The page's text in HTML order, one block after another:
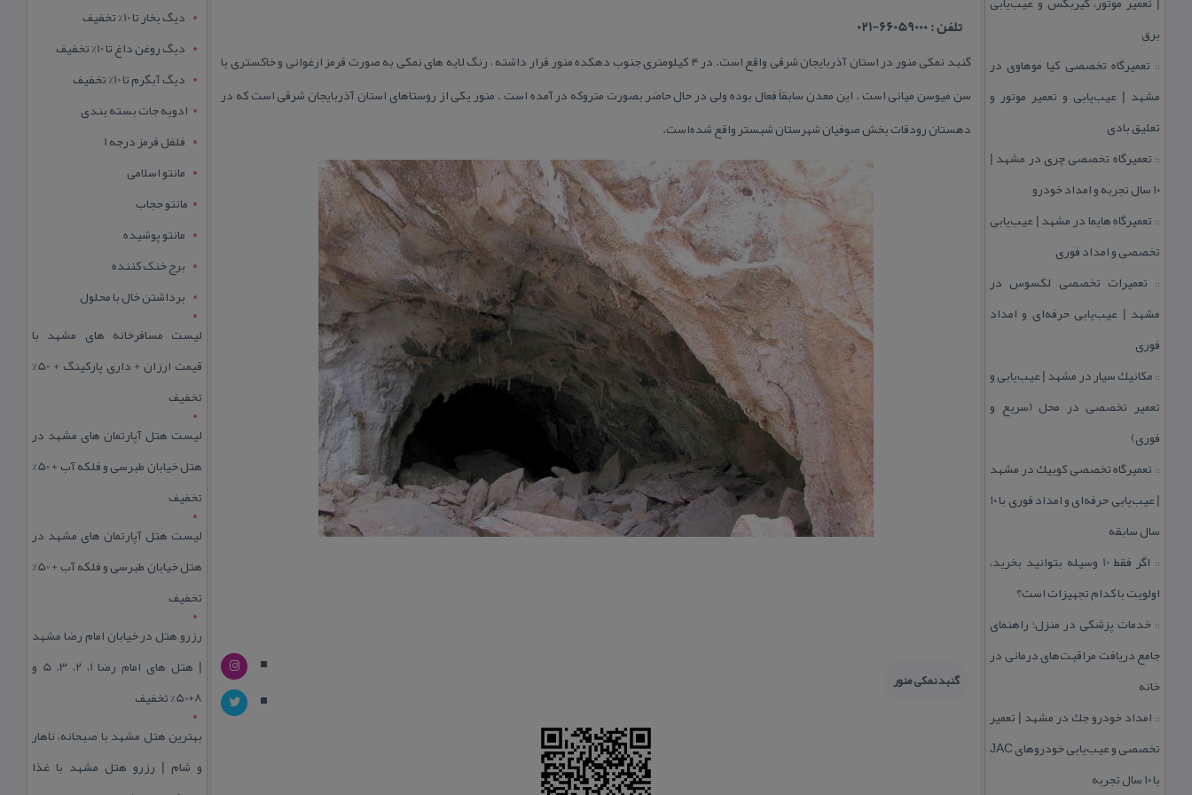
برق
:: تعمیرگاه تخصصی كیا موهاوی در
مشهد | عیب‌یابی و تعمیر موتور و
تعلیق بادی
:: تعمیرگاه تخصصی چری در مشهد |
۱۰ سال تجربه و امداد خودرو
:: تعمیرگاه هایما در مشهد | عیب‌یابی
تخصصی و امداد فوری
:: تعمیرات تخصصی لكسوس در
مشهد | عیب‌یابی حرفه‌ای و امداد
فوری
:: مكانیك سیار در مشهد | عیب‌یابی و
تعمیر تخصصی در محل (سریع و
فوری)
:: تعمیرگاه تخصصی كوییك در مشهد
| عیب‌یابی حرفه‌ای و امداد فوری با ۱۰
سال سابقه
::
اگر فقط 10 وسیله بتوانید بخرید،
اولویت با كدام تجهیزات است؟
:: خدمات پزشكی در منزل؛ راهنمای
جامع دریافت مراقبت‌های درمانی در
خانه
:: امداد خودرو جك در مشهد | تعمیر
تخصصی و عیب‌یابی خودروهای JAC
با ۱۰ سال تجربه
تلفن : 66059000-021
گنبد نمكی منور در استان آذربایجان شرقی واقع است. در ۴ كیلومتری جنوب دهكده منور قرار داشته ، رنگ لایه های نمكی به صورت قرمز ارغوانی و خاكستری با
سن میوسن میانی است . این معدن سابقاً فعال بوده ولی در حال حاضر بصورت متروكه در آمده است . منور یكی از روستاهای استان آذربایجان شرقی است كه در
دهستان رودقات بخش صوفیان شهرستان شبستر واقع شده‌است.
گنبد نمكی منور
دیگ بخار تا 10% تخفیف
دیگ روغن داغ تا 10% تخفیف
دیگ آبگرم تا 10% تخفیف
ادویه جات بسته بندی
فلفل قرمز درجه 1
مانتو اسلامی
مانتو حجاب
مانتو پوشیده
برج خنک کننده
برداشتن خال با محلول
لیست مسافرخانه های مشهد با
قیمت ارزان + داری پارکینگ + 50%
تخفیف
لیست هتل آپارتمان های مشهد در
هتل خیابان طبرسی و فلکه آب + 50%
تخفیف
لیست هتل آپارتمان های مشهد در
هتل خیابان طبرسی و فلکه آب + 50%
تخفیف
رزرو هتل در خیابان امام رضا مشهد
| هتل‌ های امام رضا 1، 2، 3، 5 و
8+50% تخفیف
بهترین هتل مشهد با صبحانه، ناهار
و شام | رزرو هتل مشهد با غذا